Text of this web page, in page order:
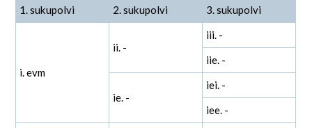
1. sukupolvi
2. sukupolvi 3. sukupolvi
i. evm
ii. -
iii. -
iie. -
ie. -
iei. -
iee. -